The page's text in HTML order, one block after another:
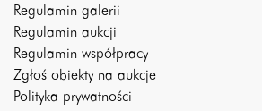
Regulamin galerii
Regulamin aukcji
Regulamin współpracy
Zgłoś obiekty na aukcje
Polityka prywatności